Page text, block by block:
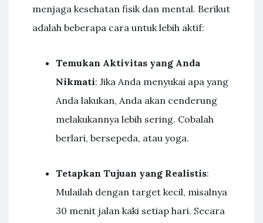
menjaga kesehatan fisik dan mental. Berikut
adalah beberapa cara untuk lebih aktif:
Temukan Aktivitas yang Anda
Nikmati: Jika Anda menyukai apa yang
Anda lakukan, Anda akan cenderung
melakukannya lebih sering. Cobalah
berlari, bersepeda, atau yoga.
Tetapkan Tujuan yang Realistis:
Mulailah dengan target kecil, misalnya
30 menit jalan kaki setiap hari. Secara